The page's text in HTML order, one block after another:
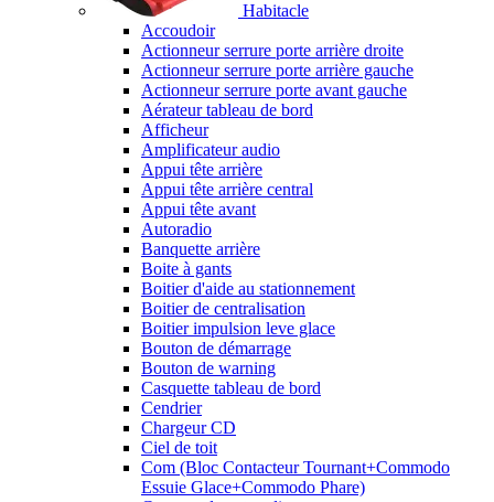
Habitacle
Accoudoir
Actionneur serrure porte arrière droite
Actionneur serrure porte arrière gauche
Actionneur serrure porte avant gauche
Aérateur tableau de bord
Afficheur
Amplificateur audio
Appui tête arrière
Appui tête arrière central
Appui tête avant
Autoradio
Banquette arrière
Boite à gants
Boitier d'aide au stationnement
Boitier de centralisation
Boitier impulsion leve glace
Bouton de démarrage
Bouton de warning
Casquette tableau de bord
Cendrier
Chargeur CD
Ciel de toit
Com (Bloc Contacteur Tournant+Commodo
Essuie Glace+Commodo Phare)